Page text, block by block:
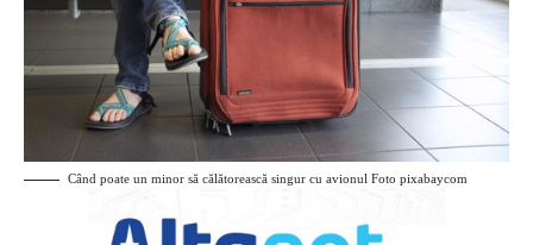
Când poate un minor să călătorească singur cu avionul Foto pixabaycom